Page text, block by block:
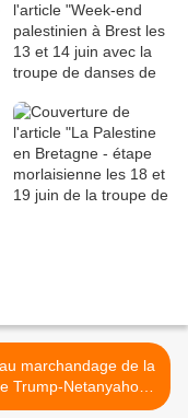
marchandage de la
Trump-Netanyahou,
l’épuration ethnique